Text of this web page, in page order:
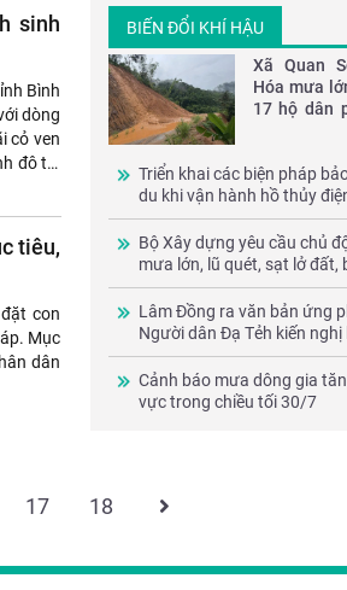
sinh
Bình
dòng
cỏ ven
đô thị
tiêu,
con
Mục
dân
BIẾN ĐỔI KHÍ HẬU
Xã Quan
Hóa mưa
17 hộ dân
Triển khai các biện pháp
du khi vận hành hồ thủy
Bộ Xây dựng yêu cầu chủ
mưa lớn, lũ quét, sạt lở đất,
giao thông và công trình
Lâm Đồng ra văn bản ứng
Người dân Đạ Tẻh kiến nghị
Cảnh báo mưa dông gia
vực trong chiều tối 30/7
17 18